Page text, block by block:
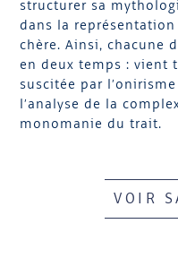
structurer sa
dans la
chère. Ainsi, chacune
en deux temps : vient
suscitée par
l’analyse de la
monomanie du trait.
VOIR